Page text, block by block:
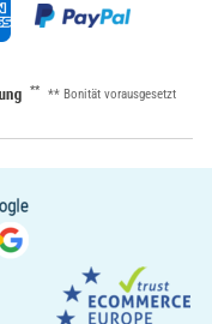
** ** Bonität vorausgesetzt